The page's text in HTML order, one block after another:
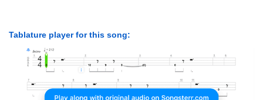
Tablature player for this song: